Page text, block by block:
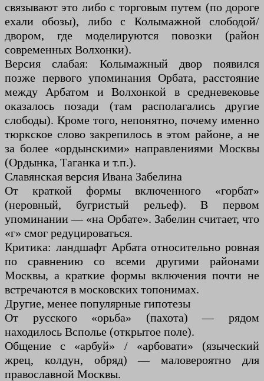
связывают это либо с торговым путем (по дороге
ехали обозы), либо с Колымажной слободой/
двором, где моделируются повозки (район
современных Волхонки).
Версия слабая: Колымажный двор появился
позже первого упоминания Орбата, расстояние
между Арбатом и Волхонкой в ​​средневековье
оказалось позади (там располагались другие
слободы). Кроме того, непонятно, почему именно
тюркское слово закрепилось в этом районе, а не
за более «ордынскими» направлениями Москвы
(Ордынка, Таганка и т.п.).
Славянская версия Ивана Забелина
От краткой формы включенного «горбат»
(неровный, бугристый рельеф). В первом
упоминании — «на Орбате». Забелин считает, что
«г» смог редуцироваться.
Критика: ландшафт Арбата относительно ровная
по сравнению со всеми другими районами
Москвы, а краткие формы включения почти не
встречаются в московских топонимах.
Другие, менее популярные гипотезы
От русского «орьба» (пахота) — рядом
находилось Всполье (открытое поле).
Общение с «арбуй» / «арбовати» (языческий
жрец, колдун, обряд) — маловероятно для
православной Москвы.